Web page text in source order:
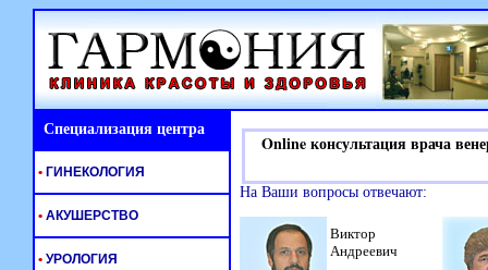
Специализация центра
Online консультация врача
На Ваши вопросы отвечают:
Виктор
Андреевич
• ГИНЕКОЛОГИЯ
• АКУШЕРСТВО
• УРОЛОГИЯ